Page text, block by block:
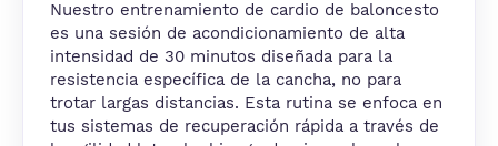
Nuestro entrenamiento de cardio de baloncesto
es una sesión de acondicionamiento de alta
intensidad de 30 minutos diseñada para la
resistencia específica de la cancha, no para
trotar largas distancias. Esta rutina se enfoca en
tus sistemas de recuperación rápida a través de